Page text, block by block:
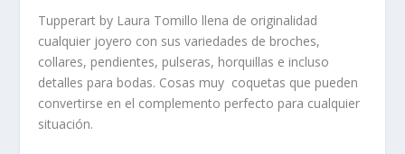
Tupperart by Laura Tomillo llena de originalidad
cualquier joyero con sus variedades de broches,
collares, pendientes, pulseras, horquillas e incluso
detalles para bodas. Cosas muy coquetas que pueden
convertirse en el complemento perfecto para cualquier
situación.